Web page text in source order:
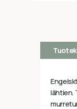
lähtien.